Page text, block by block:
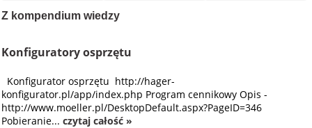
Z kompendium wiedzy
Konfiguratory osprzętu
Konfigurator osprzętu http://hager-
konfigurator.pl/app/index.php Program cennikowy Opis -
http://www.moeller.pl/DesktopDefault.aspx?PageID=346
Pobieranie...czytaj całość »